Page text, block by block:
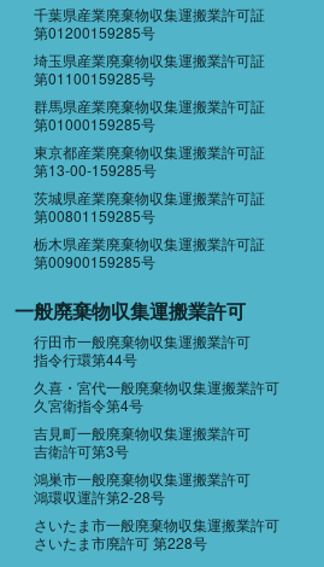
千葉県産業廃棄物収集運搬業許可証
第01200159285号
埼玉県産業廃棄物収集運搬業許可証
第01100159285号
群馬県産業廃棄物収集運搬業許可証
第01000159285号
東京都産業廃棄物収集運搬業許可証
第13-00-159285号
茨城県産業廃棄物収集運搬業許可証
第00801159285号
栃木県産業廃棄物収集運搬業許可証
第00900159285号
一般廃棄物収集運搬業許可
行田市一般廃棄物収集運搬業許可
指令行環第44号
久喜・宮代一般廃棄物収集運搬業許可
久宮衛指令第4号
吉見町一般廃棄物収集運搬業許可
吉衛許可第3号
鴻巣市一般廃棄物収集運搬業許可
鴻環収運許第2-28号
さいたま市一般廃棄物収集運搬業許可
さいたま市廃許可 第228号